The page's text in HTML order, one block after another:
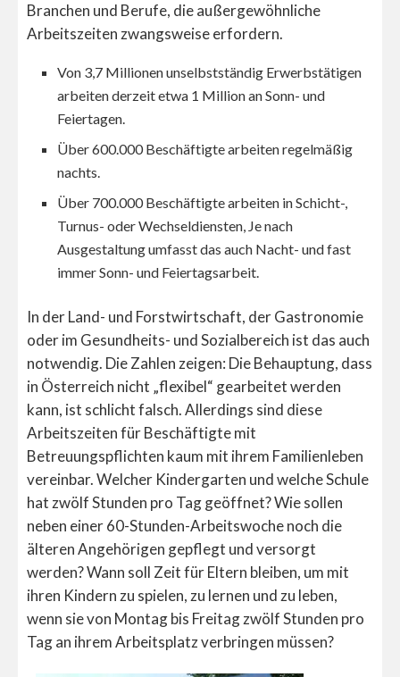
Branchen und Berufe, die außergewöhnliche
Arbeitszeiten zwangsweise erfordern.
Von 3,7 Millionen unselbstständig Erwerbstätigen
arbeiten derzeit etwa 1 Million an Sonn- und
Feiertagen.
Über 600.000 Beschäftigte arbeiten regelmäßig
nachts.
Über 700.000 Beschäftigte arbeiten in Schicht-,
Turnus- oder Wechseldiensten, Je nach
Ausgestaltung umfasst das auch Nacht- und fast
immer Sonn- und Feiertagsarbeit.
In der Land- und Forstwirtschaft, der Gastronomie
oder im Gesundheits- und Sozialbereich ist das auch
notwendig. Die Zahlen zeigen: Die Behauptung, dass
in Österreich nicht „flexibel“ gearbeitet werden
kann, ist schlicht falsch. Allerdings sind diese
Arbeitszeiten für Beschäftigte mit
Betreuungspflichten kaum mit ihrem Familienleben
vereinbar. Welcher Kindergarten und welche Schule
hat zwölf Stunden pro Tag geöffnet? Wie sollen
neben einer 60-Stunden-Arbeitswoche noch die
älteren Angehörigen gepflegt und versorgt
werden? Wann soll Zeit für Eltern bleiben, um mit
ihren Kindern zu spielen, zu lernen und zu leben,
wenn sie von Montag bis Freitag zwölf Stunden pro
Tag an ihrem Arbeitsplatz verbringen müssen?